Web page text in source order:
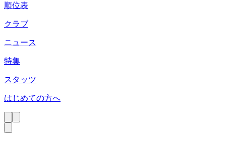
順位表
クラブ
ニュース
特集
スタッツ
はじめての方へ